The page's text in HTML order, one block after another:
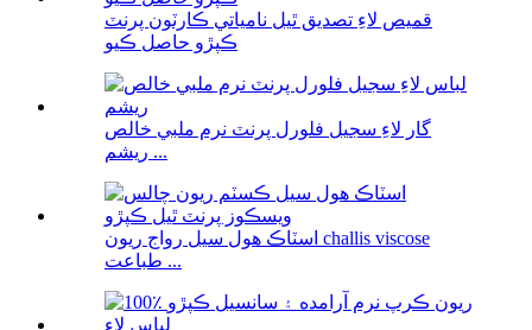
قميص لاءِ تصديق ٿيل نامياتي ڪارٽون پرنٽ
ڪپڙو حاصل ڪيو
گار لاءِ سجيل فلورل پرنٽ نرم ملبي خالص
ريشم ...
اسٽاڪ هول سيل رواج ريون challis viscose
طباعت ...